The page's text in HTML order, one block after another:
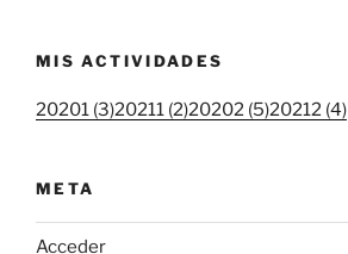
MIS ACTIVIDADES
20201 (3)20211 (2)20202 (5)20212 (4)
META
Acceder